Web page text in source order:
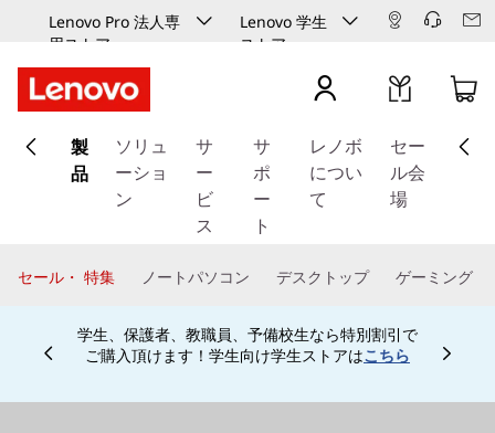
Lenovo Pro 法人専
用ストア
Lenovo 学生
ストア
イ
ン
ッ
製
品
ソリュ
ーショ
ン
サ
ー
ビ
ス
サ
ポ
ー
ト
レノボ
につい
て
セー
ル会
場
セール・ 特集 ノートパソコン デスクトップ ゲーミング
学生、保護者、教職員、予備校生なら特別割引で
ご購入頂けます！学生向け学生ストアはこちら
Currently displaying item 4 of